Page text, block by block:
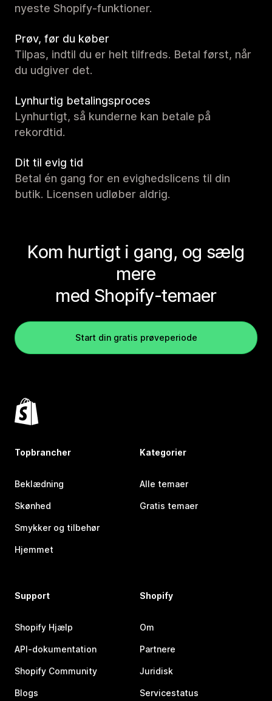
nyeste Shopify-funktioner.
Prøv, før du køber
Tilpas, indtil du er helt tilfreds. Betal først, når
du udgiver det.
Lynhurtig betalingsproces
Lynhurtigt, så kunderne kan betale på
rekordtid.
Dit til evig tid
Betal én gang for en evighedslicens til din
butik. Licensen udløber aldrig.
Kom hurtigt i gang, og sælg
mere
med Shopify-temaer
Start din gratis prøveperiode
Topbrancher
Beklædning
Skønhed
Smykker og tilbehør
Hjemmet
Kategorier
Alle temaer
Gratis temaer
Support
Shopify Hjælp
API-dokumentation
Shopify Community
Blogs
Shopify
Om
Partnere
Juridisk
Servicestatus